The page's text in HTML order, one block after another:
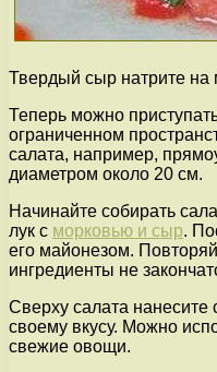
Твердый сыр натрите на
Теперь можно
ограниченном
салата, например,
диаметром около 20 см.
Начинайте собирать
лук с морковью и сыр.
его майонезом.
ингредиенты не
Сверху салата нанесите
своему вкусу. Можно
свежие овощи.